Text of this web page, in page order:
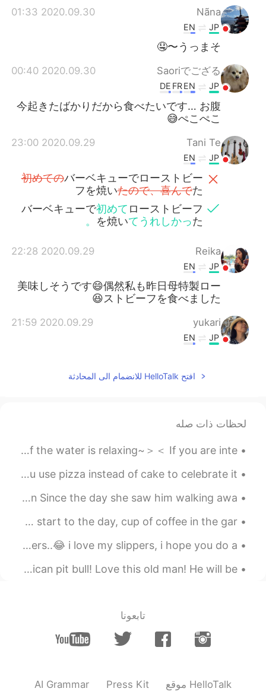
Nãna
2020.09.30 01:33
JP
EN
うっまそ〜🤤
Saoriでござる
2020.09.30 00:40
JP
EN
FR
DE
今起きたばかりだから食べたいです… お腹
ぺこぺこ😅
Tani Te
2020.09.29 23:00
JP
EN
初めてのバーベキューでローストビー
フを焼いたので、喜んでた
バーベキューで初めて ローストビーフ
を焼いてうれしかった
。
Reika
2020.09.29 22:28
JP
EN
美味しそうです😄偶然私も昨日母特製ロー
ストビーフを食べました😆
yukari
2020.09.29 21:59
JP
EN
getting hungry!
バーベキューでローストビー
初めてバーベキューでローストビーフ
を焼いたので、 うれしかった
yuki
2020.09.29 21:57
JP
EN
すごい✨本当にお料理上手だね😃ロースト
ビーフサンドは私はお店でしか食べられな
いよ！笑
に、昨日のバーベキュー
で焼いたローストビーフでローストビ
ーフサンドを作った
焼いたローストビーフでローストビー
フサンドを作った
افتح HelloTalk للانضمام الى المحادثة
لحظات ذات صله
One of my favourite places in the city! 🏙️ The sound of the water is relaxing~＞＜ If you are inte...
Birthdays are special. It's even more special when you use pizza instead of cake to celebrate it!...
Oh, you see that skin? It's the same she's been standing in Since the day she saw him walking awa...
Woke up late today, but whatever, it's Sunday! lovely start to the day, cup of coffee in the gar...
i got a drink !😋😋 and here is a new picture of my slippers..😂 i love my slippers, i hope you do a...
Ok, I think my dog is smiling in this pic! Lol American pit bull! Love this old man! He will be ...
تابعونا
AI Grammar Press Kit موقع HelloTalk